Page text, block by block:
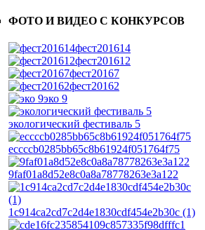
ФОТО И ВИДЕО С КОНКУРСОВ
фест201614
фест201612
фест20167
фест20162
эко 9
экологический фестиваль 5
eccccb0285bb65c8b61924f051764f75
9faf01a8d52e8c0a8a78778263e3a122
1c914ca2cd7c2d4e1830cdf454e2b30c (1)